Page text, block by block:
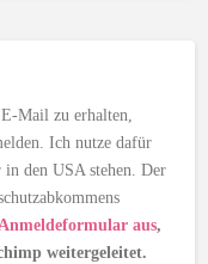
Mail zu erhalten,
Ich nutze dafür
in den USA stehen. Der
aus,
weitergeleitet.